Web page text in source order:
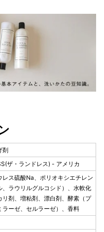
剤
ザ・ランドレス) - アメリカ
レス硫酸Na、ポリオキシエチレン
、ラウリルグルコシド）、水軟化
リ剤、増粘剤、漂白剤、酵素（プ
ラーゼ、セルラーゼ）、香料